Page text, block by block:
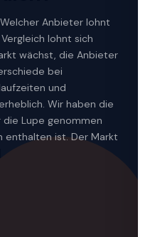
Anbieter lohnt
lohnt sich
wächst, die Anbieter
bei
und
Wir haben die
Lupe genommen
enthalten ist. Der Markt